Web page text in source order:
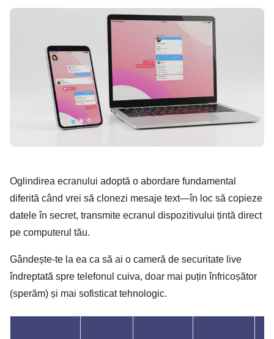
Oglindirea ecranului adoptă o abordare fundamental
diferită când vrei să clonezi mesaje text—în loc să copieze
datele în secret, transmite ecranul dispozitivului țintă direct
pe computerul tău.
Gândește-te la ea ca să ai o cameră de securitate live
îndreptată spre telefonul cuiva, doar mai puțin înfricoșător
(sperăm) și mai sofisticat tehnologic.